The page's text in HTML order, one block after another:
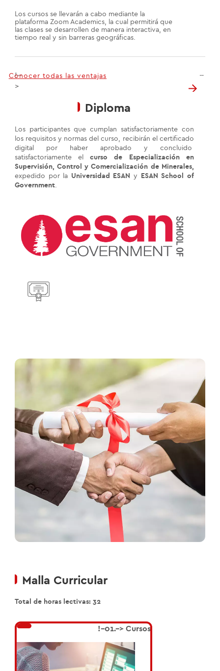
Los cursos se llevarán a cabo mediante la
plataforma Zoom Academics, la cual permitirá que
las clases se desarrollen de manera interactiva, en
tiempo real y sin barreras geográficas.
!--
Conocer todas las ventajas
--
>
Diploma
Los participantes que cumplan satisfactoriamente con
los requisitos y normas del curso, recibirán el certificado
digital por haber aprobado y concluido
satisfactoriamente elcurso de Especialización en
Supervisión, Control y Comercialización de Minerales,
expedido por la Universidad ESAN y ESAN School of
Government
Malla Curricular
Total de horas lectivas: 32
!--01.--> Cursos